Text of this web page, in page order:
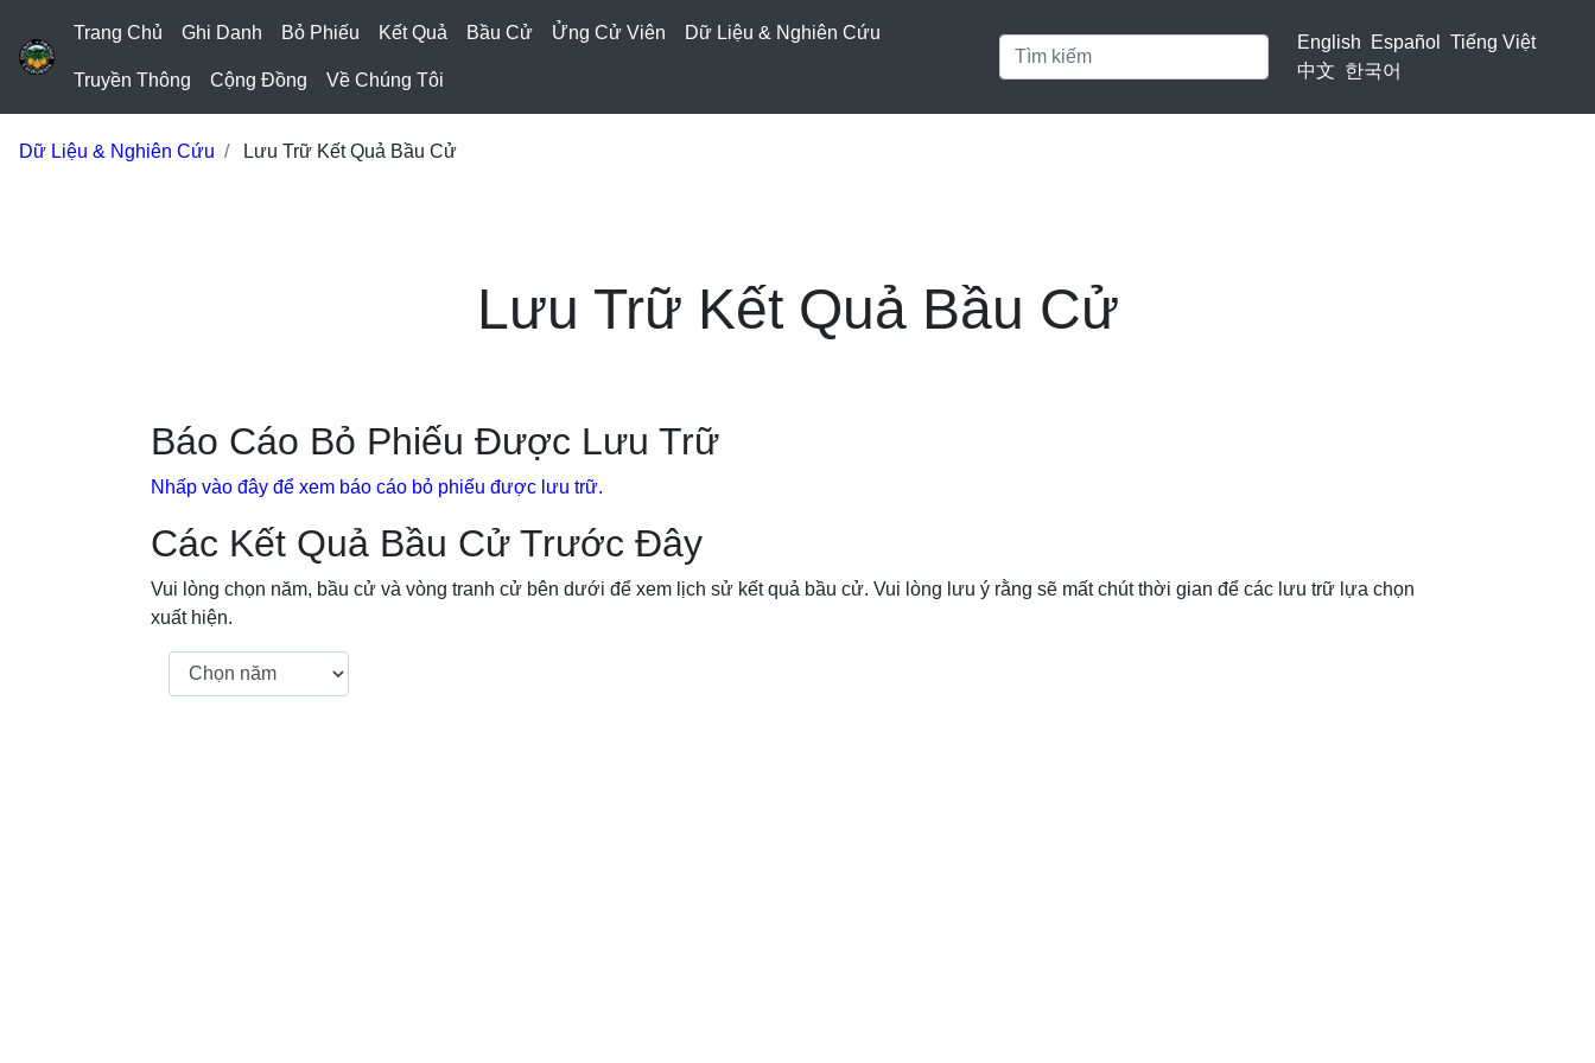
Trang Chủ Ghi Danh Bỏ Phiếu Kết Quả Bầu Cử Ửng Cử Viên Dữ Liệu & Nghiên Cứu
Truyền Thông Cộng Đồng Về Chúng Tôi
English Español
Tiếng Việt
中文 한국어
Dữ Liệu & Nghiên Cứu Lưu Trữ Kết Quả Bầu Cử
Lưu Trữ Kết Quả Bầu Cử
Báo Cáo Bỏ Phiếu Được Lưu Trữ
Nhấp vào đây để xem báo cáo bỏ phiếu được lưu trữ.
Các Kết Quả Bầu Cử Trước Đây
Vui lòng chọn năm, bầu cử và vòng tranh cử bên dưới để xem lịch sử kết quả bầu cử. Vui lòng lưu ý rằng sẽ mất chút thời gian để các lưu trữ lựa chọn
xuất hiện.